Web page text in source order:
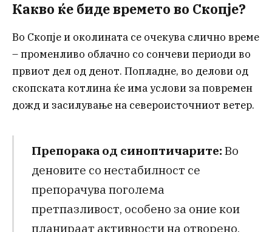
Какво ќе биде времето во Скопје?
Во Скопје и околината се очекува слично време
– променливо облачно со сончеви периоди во
првиот дел од денот. Попладне, во делови од
скопската котлина ќе има услови за повремен
дожд и засилување на североисточниот ветер.
Препорака од синоптичарите: Во
деновите со нестабилност се
препорачува поголема
претпазливост, особено за оние кои
планираат активности на отворено,